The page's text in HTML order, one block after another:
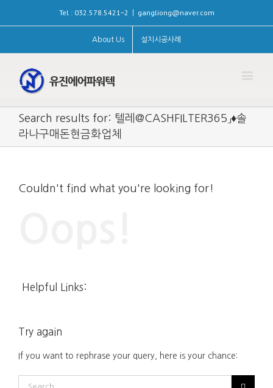
Tel : 032.578.5421~2 gangliong@naver.com
About Us 설치시공사례
Search results for: 텔레@CASHFILTER365」♦솔
라나구매돈현금화업체
Couldn't find what you're looking for!
Helpful Links:
Try again
If you want to rephrase your query, here is your chance: